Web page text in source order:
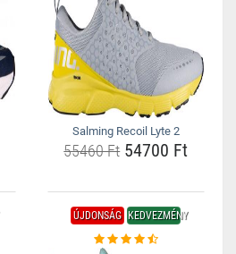
Salming Recoil Lyte 2
55460 Ft54700 Ft
ÚJDONSÁG KEDVEZMÉNY